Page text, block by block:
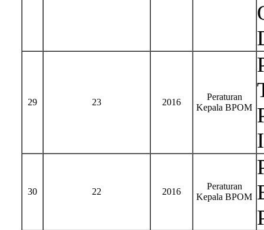
29 23 2016
Peraturan
Kepala BPOM
30 22 2016
Peraturan
Kepala BPOM